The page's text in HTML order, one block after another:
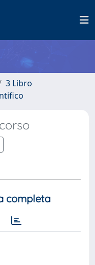
3 Libro
completa